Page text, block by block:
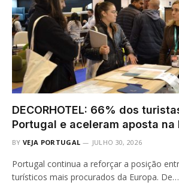
DECORHOTEL: 66% dos
Portugal e aceleram aposta na
BY VEJA PORTUGAL JULHO 30, 2026
Portugal continua a reforçar a posição
turísticos mais procurados da Europa. De…